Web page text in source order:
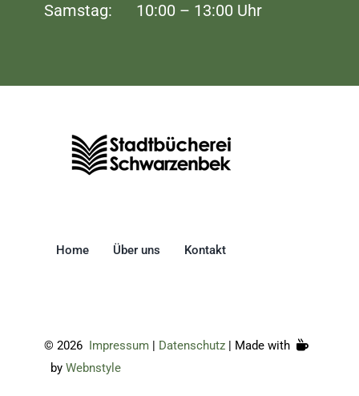
Samstag: 10:00 – 13:00 Uhr
Home Über uns Kontakt
© 2026 Impressum | Datenschutz | Made with
by Webnstyle